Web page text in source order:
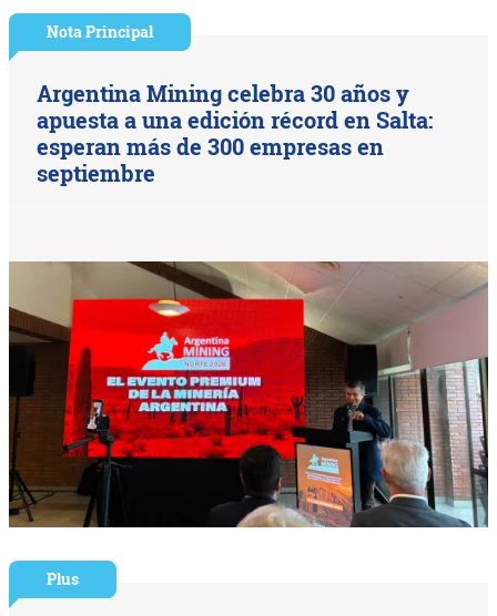
Nota Principal
Argentina Mining celebra 30 años y
apuesta a una edición récord en Salta:
esperan más de 300 empresas en
septiembre
Plus